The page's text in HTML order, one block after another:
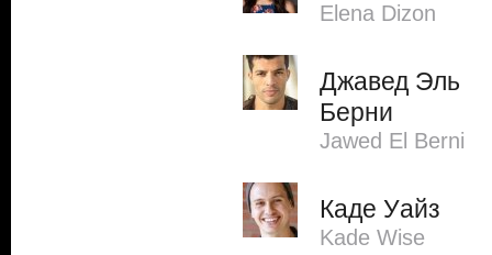
Elena Dizon
Джавед Эль
Берни
Jawed El Berni
Каде Уайз
Kade Wise